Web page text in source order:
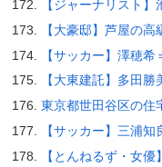
【ジャーナリスト】
【大豪邸】芦屋の
【サッカー】澤穂希
【大東建託】多田
東京都世田谷区の住
【サッカー】三浦知
【とんねるず・女